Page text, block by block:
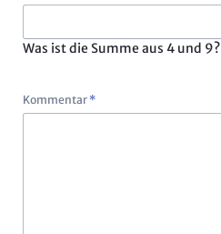
Was ist die Summe aus 4 und 9?
Pflichtfeld
Kommentar *